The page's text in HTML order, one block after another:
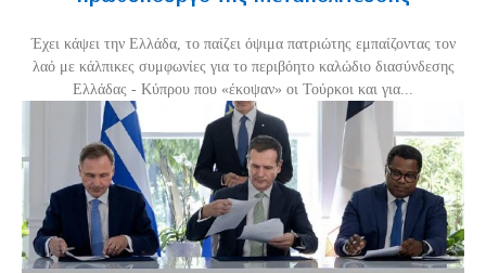
Έχει κάψει την Ελλάδα, το παίζει όψιμα πατριώτης εμπαίζοντας τον
λαό με κάλπικες συμφωνίες για το περιβόητο καλώδιο διασύνδεσης
Ελλάδας - Κύπρου που «έκοψαν» οι Τούρκοι και για...